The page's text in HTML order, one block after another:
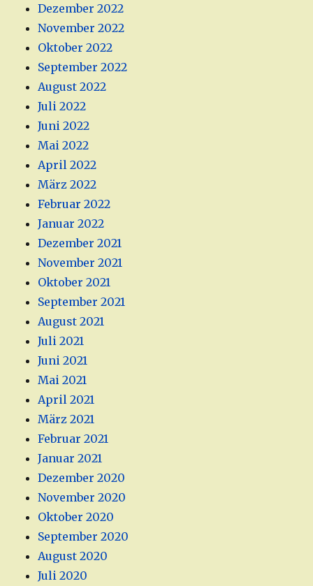
Dezember 2022
November 2022
Oktober 2022
September 2022
August 2022
Juli 2022
Juni 2022
Mai 2022
April 2022
März 2022
Februar 2022
Januar 2022
Dezember 2021
November 2021
Oktober 2021
September 2021
August 2021
Juli 2021
Juni 2021
Mai 2021
April 2021
März 2021
Februar 2021
Januar 2021
Dezember 2020
November 2020
Oktober 2020
September 2020
August 2020
Juli 2020